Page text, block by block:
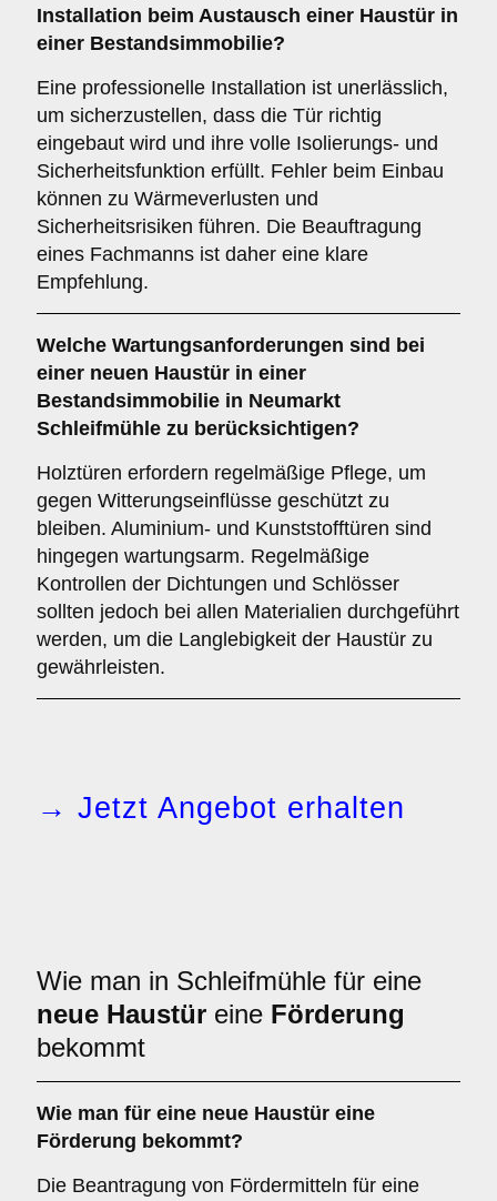
Installation beim Austausch einer Haustür in
einer Bestandsimmobilie?
Eine professionelle Installation ist unerlässlich,
um sicherzustellen, dass die Tür richtig
eingebaut wird und ihre volle Isolierungs- und
Sicherheitsfunktion erfüllt. Fehler beim Einbau
können zu Wärmeverlusten und
Sicherheitsrisiken führen. Die Beauftragung
eines Fachmanns ist daher eine klare
Empfehlung.
Welche Wartungsanforderungen sind bei
einer neuen Haustür in einer
Bestandsimmobilie in Neumarkt
Schleifmühle zu berücksichtigen?
Holztüren erfordern regelmäßige Pflege, um
gegen Witterungseinflüsse geschützt zu
bleiben. Aluminium- und Kunststofftüren sind
hingegen wartungsarm. Regelmäßige
Kontrollen der Dichtungen und Schlösser
sollten jedoch bei allen Materialien durchgeführt
werden, um die Langlebigkeit der Haustür zu
gewährleisten.
→ Jetzt Angebot erhalten
Wie man in Schleifmühle für eine
neue Haustür eine Förderung
bekommt
Wie man für eine neue Haustür eine
Förderung bekommt?
Die Beantragung von Fördermitteln für eine